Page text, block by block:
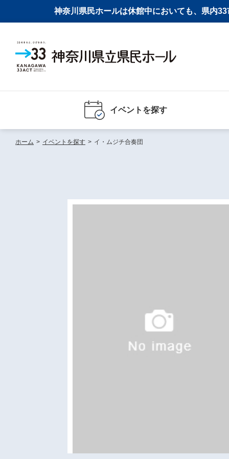
神奈川県民ホールは休館中においても、県内
イベントを探す
ホーム > イベントを探す > イ・ムジチ合奏団